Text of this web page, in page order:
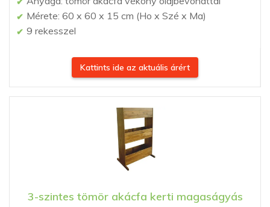
Mérete: 60 x 60 x 15 cm (Ho x Szé x Ma)
9 rekesszel
Kattints ide az aktuális árért
3-szintes tömör akácfa kerti magaságyás